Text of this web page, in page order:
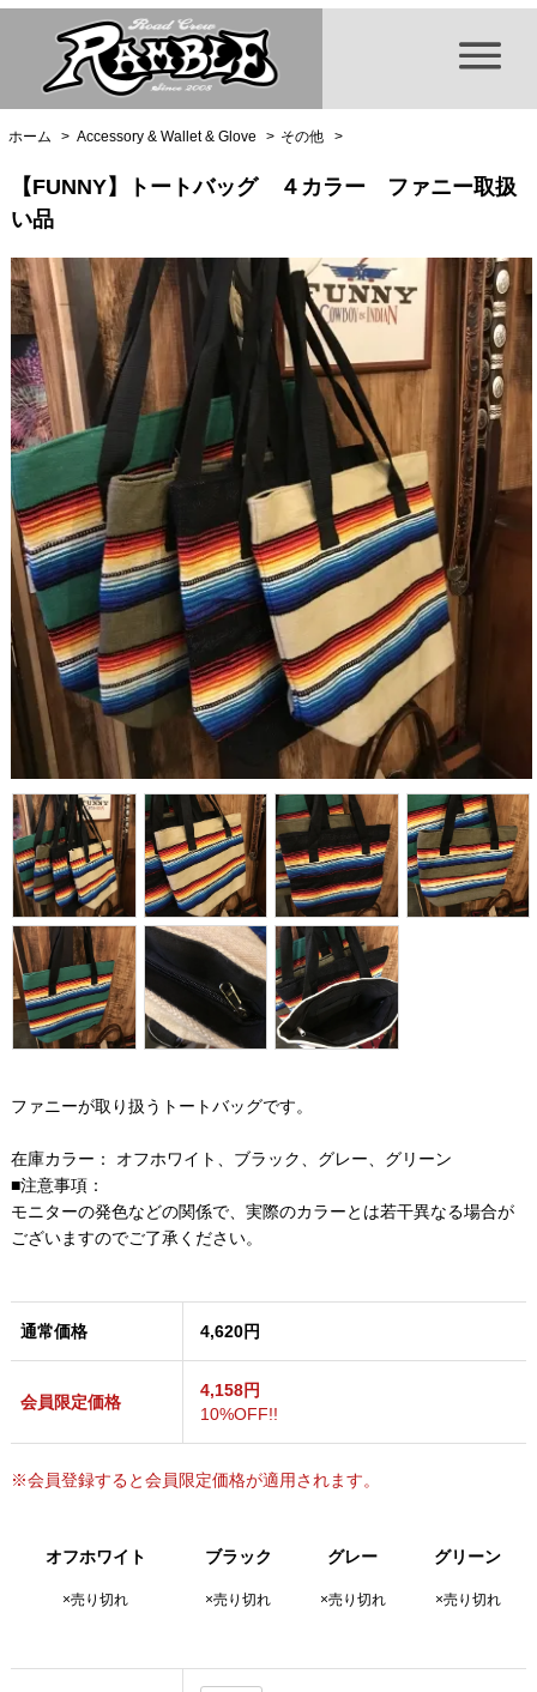
ホーム > Accessory & Wallet & Glove > その他 >
【FUNNY】トートバッグ ４カラー ファニー取扱
い品
ファニーが取り扱うトートバッグです。
在庫カラー： オフホワイト、ブラック、グレー、グリーン
■注意事項：
モニターの発色などの関係で、実際のカラーとは若干異なる場合が
ございますのでご了承ください。
通常価格 4,620円
会員限定価格
4,158円
10%OFF!!
※会員登録すると会員限定価格が適用されます。
オフホワイト ブラック グレー グリーン
×売り切れ ×売り切れ ×売り切れ ×売り切れ